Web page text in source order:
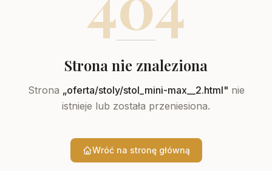
Strona nie znaleziona
Strona „oferta/stoly/stol_mini-max__2.html" nie
istnieje lub została przeniesiona.
Wróć na stronę główną